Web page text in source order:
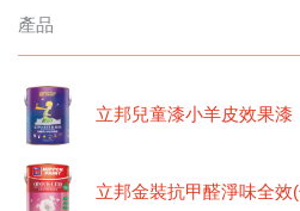
產品
立邦兒童漆小羊皮效果漆
立邦金裝抗甲醛淨味全效